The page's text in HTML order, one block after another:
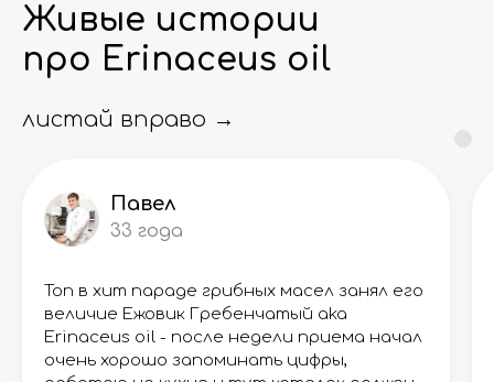
Живые истории
про Erinaceus oil
листай вправо →
Павел
33 года
Топ в хит параде грибных масел занял его
величие Ежовик Гребенчатый aka
Erinaceus oil - после недели приема начал
очень хорошо запоминать цифры,